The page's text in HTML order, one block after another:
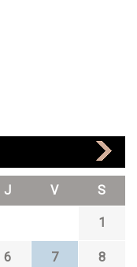
,
P
2
J V S
1
6 7 8